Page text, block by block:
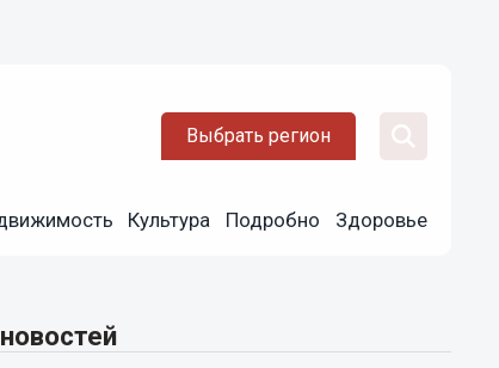
Выбрать регион
Культура Подробно Здоровье